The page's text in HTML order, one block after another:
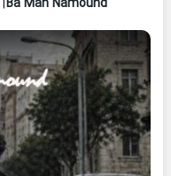
|Ba Man Namound